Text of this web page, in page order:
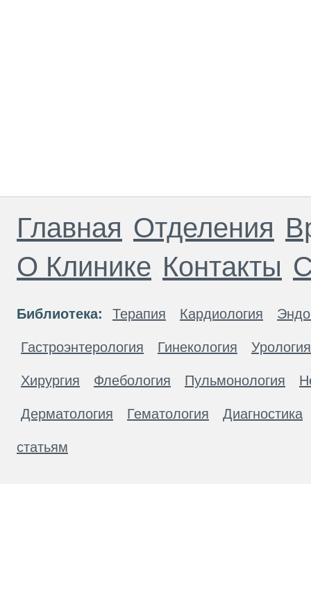
Главная Отделения
О Клинике Контакты
Библиотека: Терапия Кардиология
Гастроэнтерология Гинекология Урология
Хирургия Флебология Пульмонология
Дерматология Гематология Диагностика
статьям